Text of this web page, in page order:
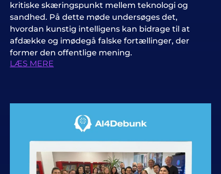
kritiske skæringspunkt mellem teknologi og
sandhed. På dette møde undersøges det,
hvordan kunstig intelligens kan bidrage til at
afdække og imødegå falske fortællinger, der
former den offentlige mening.
LÆS MERE